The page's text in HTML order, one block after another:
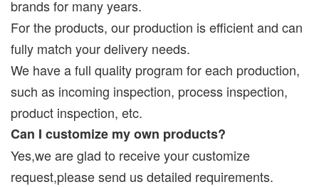
brands for many years.
For the products, our production is efficient and can
fully match your delivery needs.
We have a full quality program for each production,
such as incoming inspection, process inspection,
product inspection, etc.
Can I customize my own products?
Yes,we are glad to receive your customize
request,please send us detailed requirements.